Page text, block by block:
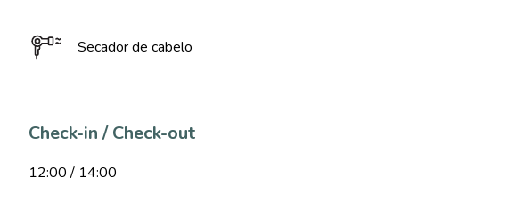
Secador de cabelo
Check-in / Check-out
12:00 / 14:00